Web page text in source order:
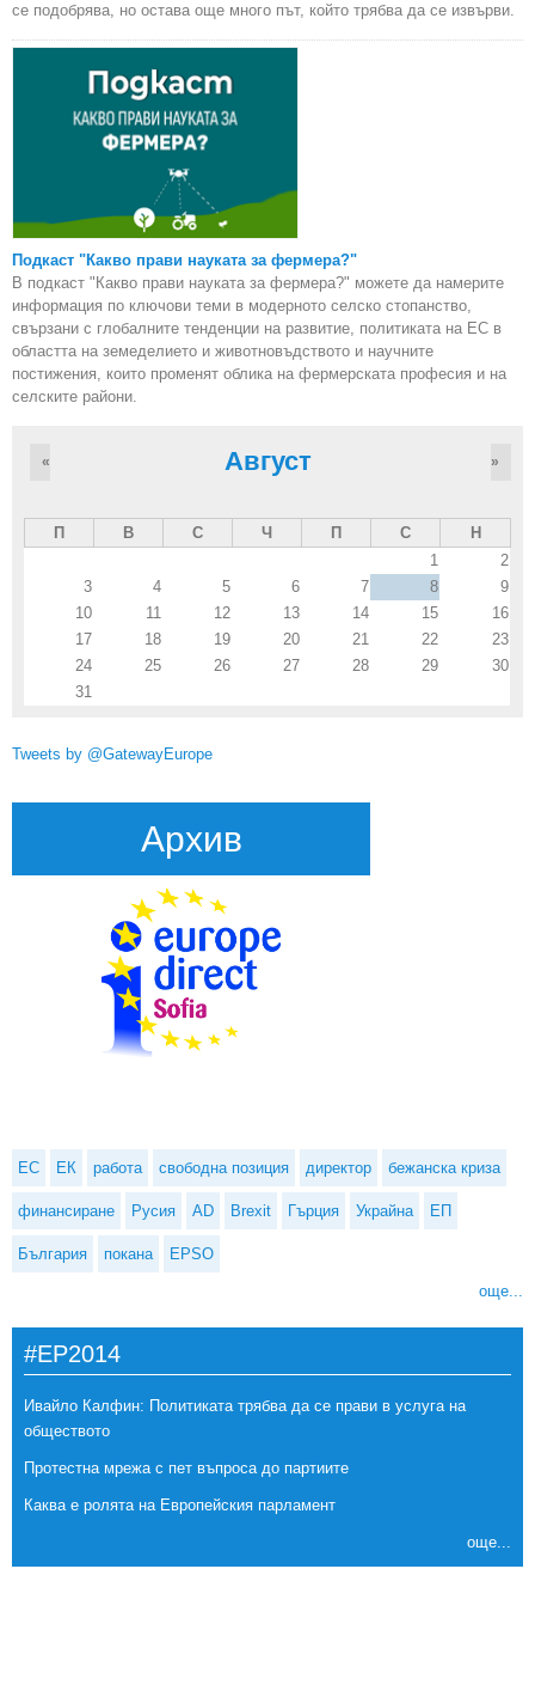
се подобрява, но остава още много път, който трябва да се извърви.
Подкаст "Какво прави науката за фермера?"
В подкаст "Какво прави науката за фермера?" можете да намерите
информация по ключови теми в модерното селско стопанство,
свързани с глобалните тенденции на развитие, политиката на ЕС в
областта на земеделието и животновъдството и научните
постижения, които променят облика на фермерската професия и на
селските райони.
Август
« »
П В С Ч П С
Н
1
2
3
4 5 6 7 8
9
10
11 12 13 14 15
16
17
18 19 20 21 22
23
24
25 26 27 28 29
30
31
Tweets by @GatewayEurope
Архив
ЕС ЕК работа свободна позиция директор бежанска криза
финансиране Русия AD Brexit Гърция Украйна ЕП
България покана EPSO
още...
#EP2014
Ивайло Калфин: Политиката трябва да се прави в услуга на
обществото
Протестна мрежа с пет въпроса до партиите
Каква е ролята на Европейския парламент
още...